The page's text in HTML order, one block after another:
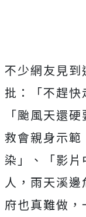
不少網友見
批：「不趕
「颱風天還
救會親身示
染」、「影
人，雨天溪
府也真難做，